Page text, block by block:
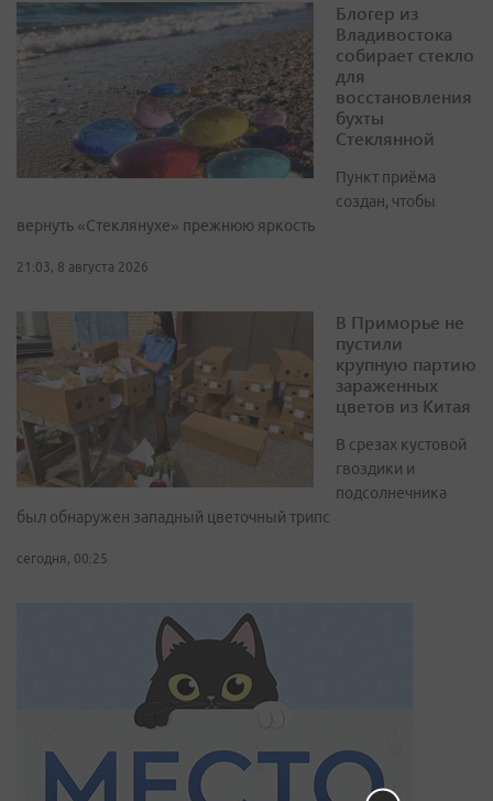
Блогер из
Владивостока
собирает стекло
для
восстановления
бухты
Стеклянной
Пункт приёма
создан, чтобы
вернуть «Стеклянухе» прежнюю яркость
21:03, 8 августа 2026
В Приморье не
пустили
крупную партию
зараженных
цветов из Китая
В срезах кустовой
гвоздики и
подсолнечника
был обнаружен западный цветочный трипс
сегодня, 00:25